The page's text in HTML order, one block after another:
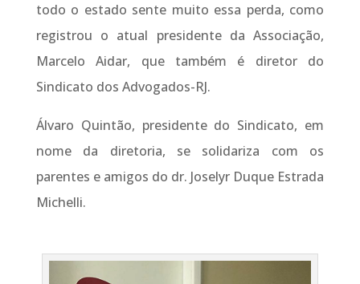
todo o estado sente muito essa perda, como
registrou o atual presidente da Associação,
Marcelo Aidar, que também é diretor do
Sindicato dos Advogados-RJ.
Álvaro Quintão, presidente do Sindicato, em
nome da diretoria, se solidariza com os
parentes e amigos do dr. Joselyr Duque Estrada
Michelli.